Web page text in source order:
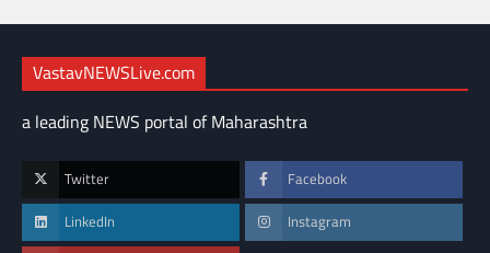
VastavNEWSLive.com
a leading NEWS portal of Maharashtra
Twitter Facebook
LinkedIn Instagram